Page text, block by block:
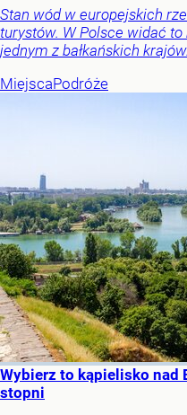
Stan wód w europejskich
turystów. W Polsce widać to
jednym z bałkańskich krajów.
MiejscaPodróże
Wybierz to kąpielisko nad
stopni